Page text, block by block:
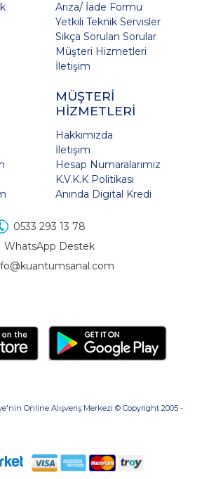
Arıza/ İade Formu
Yetkili Teknik Servisler
Sıkça Sorulan Sorular
Müşteri Hizmetleri
İletişim
MÜŞTERİ
HİZMETLERİ
Hakkımızda
İletişim
Hesap Numaralarımız
K.V.K.K Politikası
Anında Digital Kredi
0533 293 13 78
WhatsApp Destek
Online Alışveriş Merkezi © Copyright 2005 -